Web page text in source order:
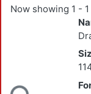
Now showing 1 -